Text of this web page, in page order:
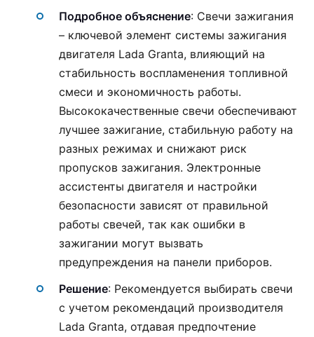
Подробное объяснение: Свечи зажигания
– ключевой элемент системы зажигания
двигателя Lada Granta, влияющий на
стабильность воспламенения топливной
смеси и экономичность работы.
Высококачественные свечи обеспечивают
лучшее зажигание, стабильную работу на
разных режимах и снижают риск
пропусков зажигания. Электронные
ассистенты двигателя и настройки
безопасности зависят от правильной
работы свечей, так как ошибки в
зажигании могут вызвать
предупреждения на панели приборов.
Решение: Рекомендуется выбирать свечи
с учетом рекомендаций производителя
Lada Granta, отдавая предпочтение